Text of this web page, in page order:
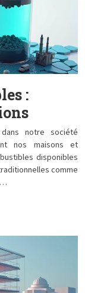
:
notre société
nos maisons et
disponibles
comme